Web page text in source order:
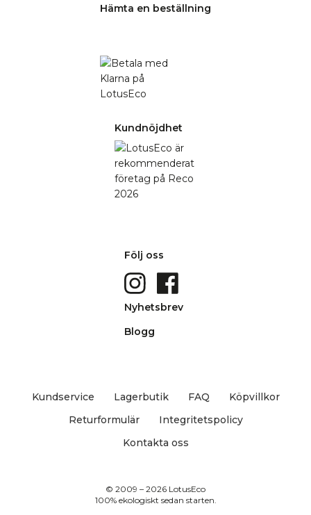
Hämta en beställning
Kundnöjdhet
Följ oss
Nyhetsbrev
Blogg
Kundservice Lagerbutik FAQ
Köpvillkor
Returformulär
Integritetspolicy
Kontakta oss
© 2009 – 2026 LotusEco
100% ekologiskt sedan starten.